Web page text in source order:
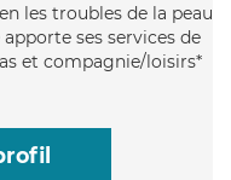
les troubles de la peau
ses services de
et compagnie/loisirs*